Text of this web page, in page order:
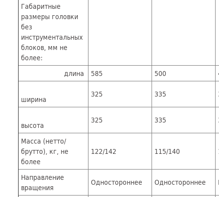
Габаритные
размеры головки
без
инструментальных
блоков, мм не
более:
длина
585 500
ширина
325 335
высота
325 335
Масса (нетто/
брутто), кг, не
более
122/142 115/140
Направление
вращения
Одностороннее Одностороннее